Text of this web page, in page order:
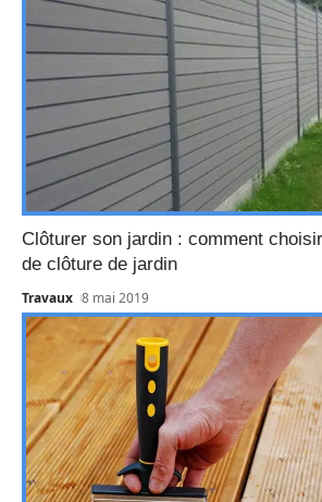
Clôturer son jardin : comment
de clôture de jardin
Travaux 8 mai 2019